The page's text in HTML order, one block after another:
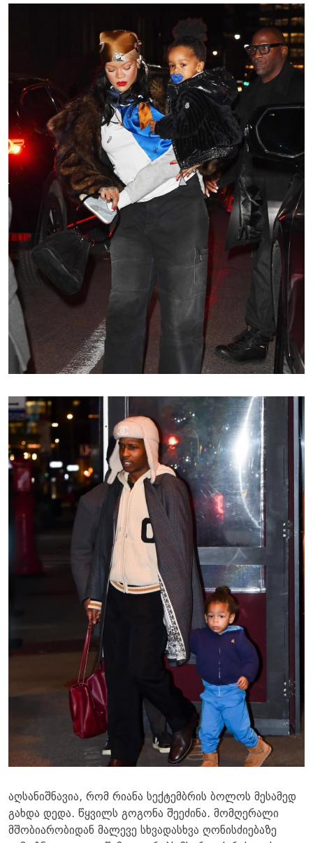
აღსანიშნავია, რომ რიანა სექტემბრის ბოლოს მესამედ
გახდა დედა. წყვილს გოგონა შეეძინა. მომღერალი
მშობიარობიდან მალევე სხვადასხვა ღონისძიებაზე